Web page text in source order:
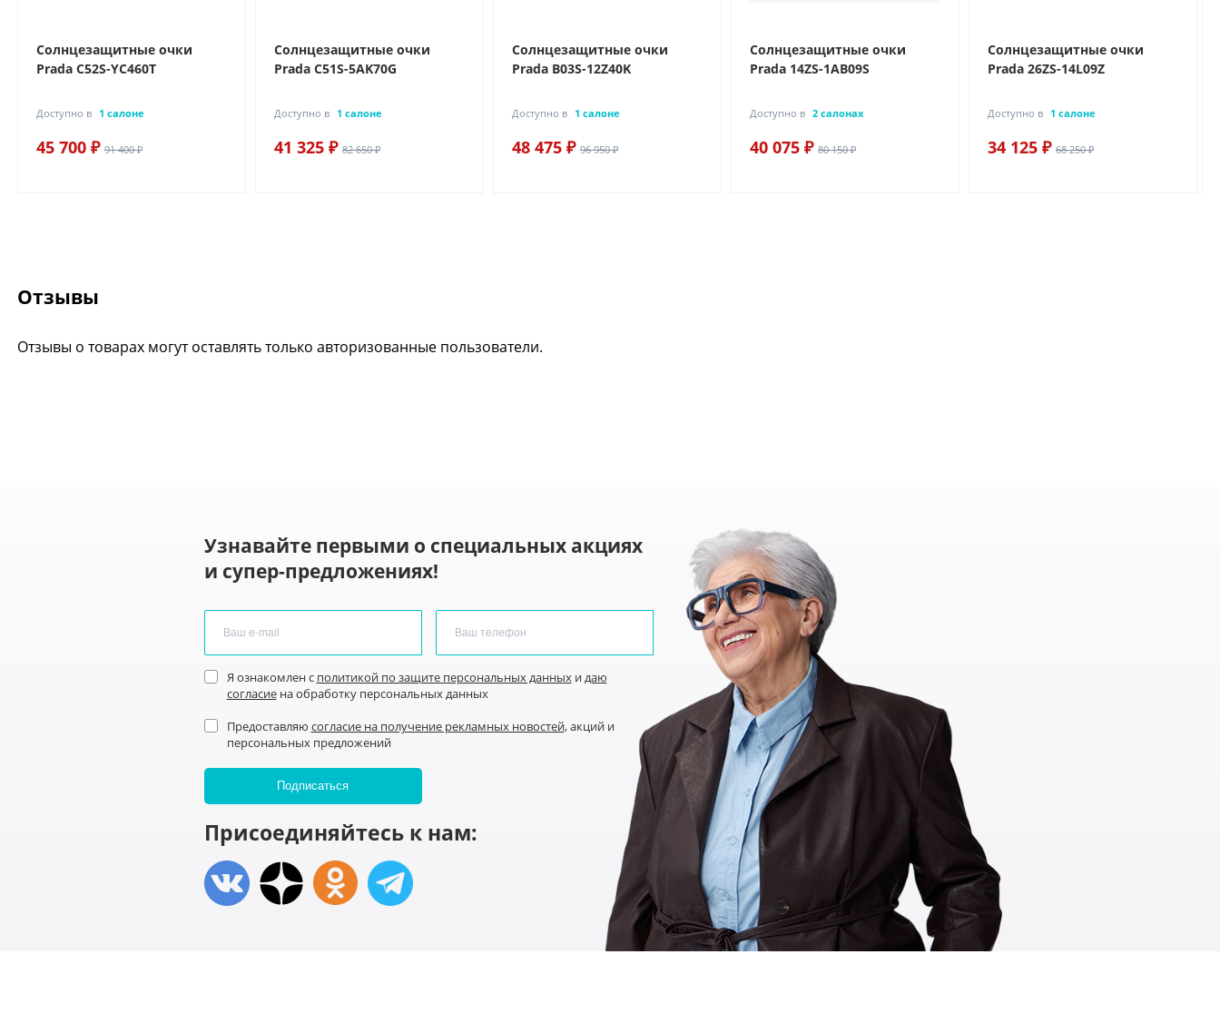
Солнцезащитные очки
Prada C52S-YC460T
Доступно в 1 салоне
45 700 ₽ 91 400 ₽
Солнцезащитные очки
Prada C51S-5AK70G
Доступно в 1 салоне
41 325 ₽ 82 650 ₽
Солнцезащитные очки
Prada B03S-12Z40K
Доступно в 1 салоне
48 475 ₽ 96 950 ₽
Солнцезащитные очки
Prada 14ZS-1AB09S
Доступно в 2 салонах
40 075 ₽ 80 150 ₽
Солнцезащитные очки
Prada 26ZS-14L09Z
Доступно в 1 салоне
34 125 ₽ 68 250 ₽
Отзывы
Отзывы о товарах могут оставлять только авторизованные пользователи.
Узнавайте первыми о специальных акциях
и супер-предложениях!
Я ознакомлен с политикой по защите персональных данныхидаю
согласиена обработку персональных данных
Предоставляю согласие на получение рекламных новостей, акций и
персональных предложений
Присоединяйтесь к нам: